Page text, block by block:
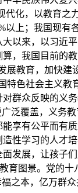
化，以教育之
上；我国现有
以来，以习近
，我国目前的
展教育，加快建
色社会主义教
群众反映的义
泛覆盖，义务
享有公平而有
性学习的人才
发展，让孩子
育图景。党的
之本，亿万群